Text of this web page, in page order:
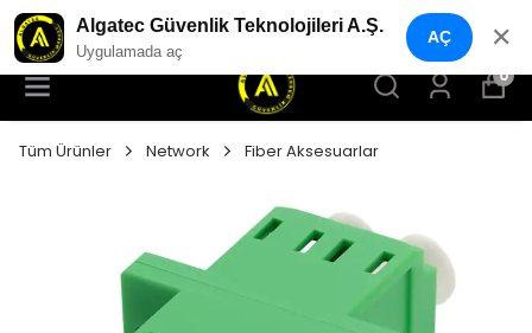
YENI NESIL GÜVENLIK GEÇIŞ SISTEMLERI
0
Tüm Ürünler Network Fiber Aksesuarlar
Algatec Güvenlik Teknolojileri A.Ş.
Uygulamada aç
AÇ ✕